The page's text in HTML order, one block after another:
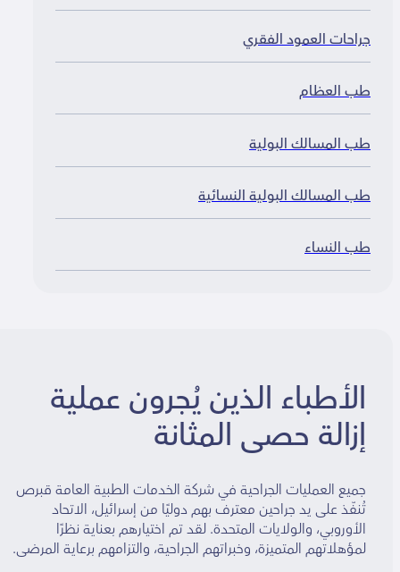
العمود الفقري
العظام
المسالك البولية
المسالك البولية النسائية
النساء
الأطباء الذين يُجرون عملية
إزالة حصى المثانة
جميع العمليات الجراحية في شركة الخدمات الطبية العامة قبرص
تُنفّذ على يد جراحين معترف بهم دوليًا من إسرائيل، الاتحاد
الأوروبي، والولايات المتحدة. لقد تم اختيارهم بعناية نظرًا
لمؤهلاتهم المتميزة، وخبراتهم الجراحية، والتزامهم برعاية المرضى.